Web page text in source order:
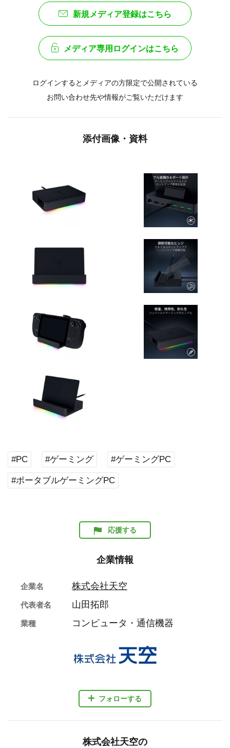
新規メディア登録はこちら
メディア専用ログインはこちら
ログインするとメディアの方限定で公開されている
お問い合わせ先や情報がご覧いただけます
添付画像・資料
#PC #ゲーミング #ゲーミングPC
#ポータブルゲーミングPC
応援する
企業情報
フォローする
企業名 株式会社天空
代表者名 山田拓郎
業種 コンピュータ・通信機器
株式会社天空の